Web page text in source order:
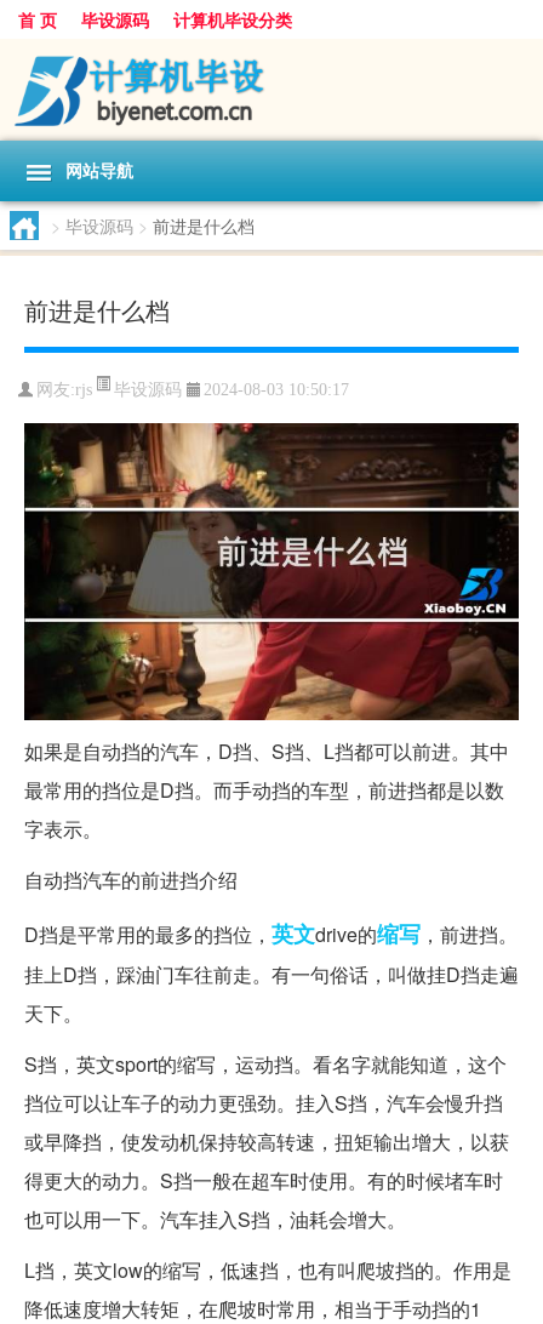
首 页 毕设源码 计算机毕设分类
网站导航
> 毕设源码 > 前进是什么档
前进是什么档
网友:rjs 毕设源码 2024-08-03 10:50:17
如果是自动挡的汽车，D挡、S挡、L挡都可以前进。其中
最常用的挡位是D挡。而手动挡的车型，前进挡都是以数
字表示。
自动挡汽车的前进挡介绍
D挡是平常用的最多的挡位， 英文drive的缩写 ，前进挡。
挂上D挡，踩油门车往前走。有一句俗话，叫做挂D挡走遍
天下。
S挡，英文sport的缩写，运动挡。看名字就能知道，这个
挡位可以让车子的动力更强劲。挂入S挡，汽车会慢升挡
或早降挡，使发动机保持较高转速，扭矩输出增大，以获
得更大的动力。S挡一般在超车时使用。有的时候堵车时
也可以用一下。汽车挂入S挡，油耗会增大。
L挡，英文low的缩写，低速挡，也有叫爬坡挡的。作用是
降低速度增大转矩，在爬坡时常用，相当于手动挡的1